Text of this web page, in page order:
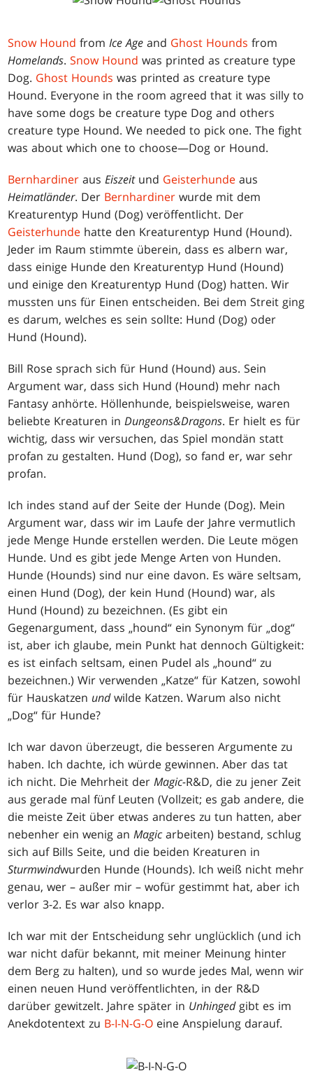
Snow Hound fromIce Ageand Ghost Hounds from
Homelands.Snow Hound was printed as creature type
Dog. Ghost Hounds was printed as creature type
Hound. Everyone in the room agreed that it was silly to
have some dogs be creature type Dog and others
creature type Hound. We needed to pick one. The fight
was about which one to choose—Dog or Hound.
Bernhardiner ausEiszeitund Geisterhunde aus
Heimatländer. Der Bernhardiner wurde mit dem
Kreaturentyp Hund (Dog) veröffentlicht. Der
Geisterhunde hatte den Kreaturentyp Hund (Hound).
Jeder im Raum stimmte überein, dass es albern war,
dass einige Hunde den Kreaturentyp Hund (Hound)
und einige den Kreaturentyp Hund (Dog) hatten. Wir
mussten uns für Einen entscheiden. Bei dem Streit ging
es darum, welches es sein sollte: Hund (Dog) oder
Hund (Hound).
Bill Rose sprach sich für Hund (Hound) aus. Sein
Argument war, dass sich Hund (Hound) mehr nach
Fantasy anhörte. Höllenhunde, beispielsweise, waren
beliebte Kreaturen inDungeons&Dragons. Er hielt es für
wichtig, dass wir versuchen, das Spiel mondän statt
profan zu gestalten. Hund (Dog), so fand er, war sehr
profan.
Ich indes stand auf der Seite der Hunde (Dog). Mein
Argument war, dass wir im Laufe der Jahre vermutlich
jede Menge Hunde erstellen werden. Die Leute mögen
Hunde. Und es gibt jede Menge Arten von Hunden.
Hunde (Hounds) sind nur eine davon. Es wäre seltsam,
einen Hund (Dog), der kein Hund (Hound) war, als
Hund (Hound) zu bezeichnen. (Es gibt ein
Gegenargument, dass „hound“ ein Synonym für „dog“
ist, aber ich glaube, mein Punkt hat dennoch Gültigkeit:
es ist einfach seltsam, einen Pudel als „hound“ zu
bezeichnen.) Wir verwenden „Katze“ für Katzen, sowohl
für Hauskatzen undwilde Katzen. Warum also nicht
„Dog“ für Hunde?
Ich war davon überzeugt, die besseren Argumente zu
haben. Ich dachte, ich würde gewinnen. Aber das tat
ich nicht. Die Mehrheit derMagic-R&D, die zu jener Zeit
aus gerade mal fünf Leuten (Vollzeit; es gab andere, die
die meiste Zeit über etwas anderes zu tun hatten, aber
nebenher ein wenig anMagic arbeiten) bestand, schlug
sich auf Bills Seite, und die beiden Kreaturen in
Sturmwindwurden Hunde (Hounds). Ich weiß nicht mehr
genau, wer – außer mir – wofür gestimmt hat, aber ich
verlor 3-2. Es war also knapp.
Ich war mit der Entscheidung sehr unglücklich (und ich
war nicht dafür bekannt, mit meiner Meinung hinter
dem Berg zu halten), und so wurde jedes Mal, wenn wir
einen neuen Hund veröffentlichten, in der R&D
darüber gewitzelt. Jahre später in Unhingedgibt es im
Anekdotentext zu B-I-N-G-O eine Anspielung darauf.